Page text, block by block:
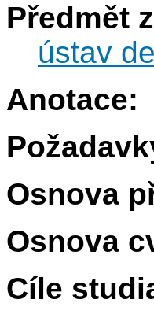
Předmět
ústav
Anotace:
Osnova
Osnova
Cíle